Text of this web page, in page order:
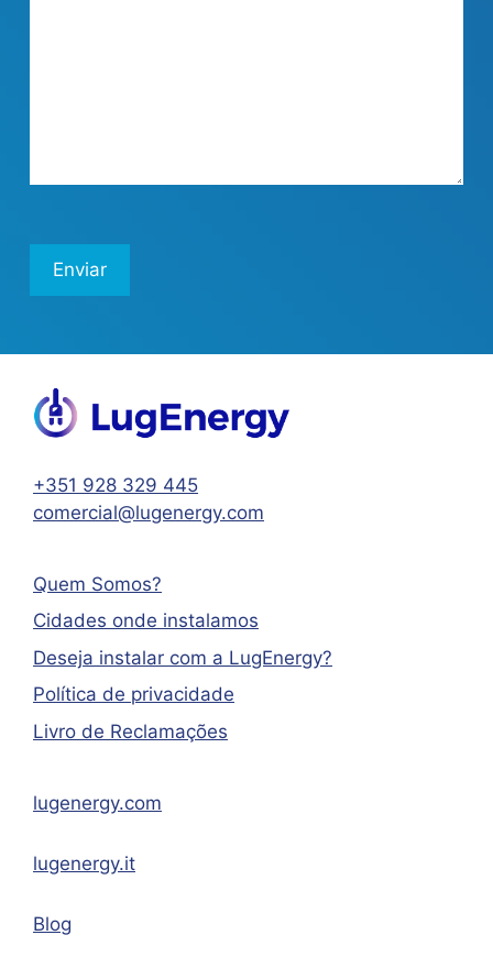
+351 928 329 445
comercial@lugenergy.com
Quem Somos?
Cidades onde instalamos
Deseja instalar com a LugEnergy?
Política de privacidade
Livro de Reclamações
lugenergy.com
lugenergy.it
Blog